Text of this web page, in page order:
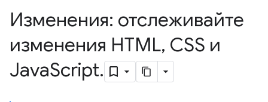
Изменения: отслеживайте
изменения HTML, CSS и
JavaScript.